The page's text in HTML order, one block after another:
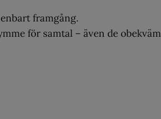
framgång.
för samtal – även de